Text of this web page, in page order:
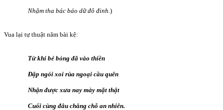
Nhậm tha bác báo dữ đô đinh. )
Vua lại tự thuật năm bài kệ:
Từ khi bé bỏng đã vào thiền
Đập ngói xoi rùa ngoại cầu quên
Nhận được xưa nay mày mặt thật
Cuối cùng đâu chẳng chỗ an nhiên.